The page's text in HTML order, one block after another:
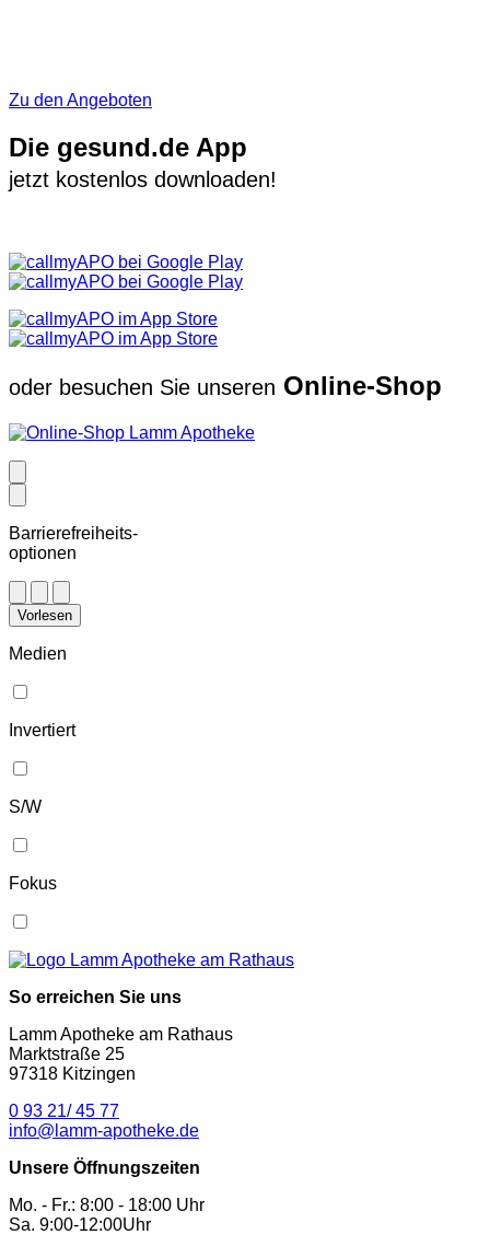
Zu den Angeboten
Die gesund.de App
jetzt kostenlos downloaden!
oder besuchen Sie unseren Online-Shop
Barrierefreiheits-
optionen
Vorlesen
Medien
Invertiert
S/W
Fokus
So erreichen Sie uns
Lamm Apotheke am Rathaus
Marktstraße 25
97318 Kitzingen
0 93 21/ 45 77
info@lamm-apotheke.de
Unsere Öffnungszeiten
Mo. - Fr.: 8:00 - 18:00 Uhr
Sa. 9:00-12:00Uhr